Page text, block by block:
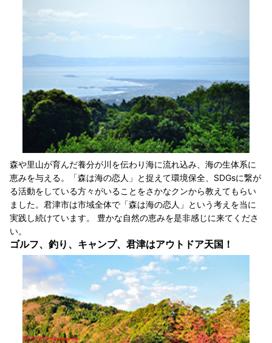
森や里山が育んだ養分が川を伝わり海に流れ込み、海の生体系に
恵みを与える。「森は海の恋人」と捉えて環境保全、SDGsに繋が
る活動をしている方々がいることをさかなクンから教えてもらい
ました。君津市は市域全体で「森は海の恋人」という考えを当に
実践し続けています。 豊かな自然の恵みを是非感じに来てくださ
い。
ゴルフ、釣り、キャンプ、君津はアウトドア天国！